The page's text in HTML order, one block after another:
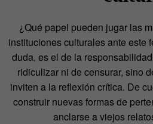
¿Qué papel pueden jugar las
instituciones culturales ante este
duda, es el de la
ridiculizar ni de censurar, sino
inviten a la reflexión crítica. De
construir nuevas formas de
anclarse a viejos